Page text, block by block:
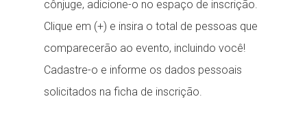
cônjuge, adicione-o no espaço de inscrição.
Clique em (+) e insira o total de pessoas que
comparecerão ao evento, incluindo você!
Cadastre-o e informe os dados pessoais
solicitados na ficha de inscrição.